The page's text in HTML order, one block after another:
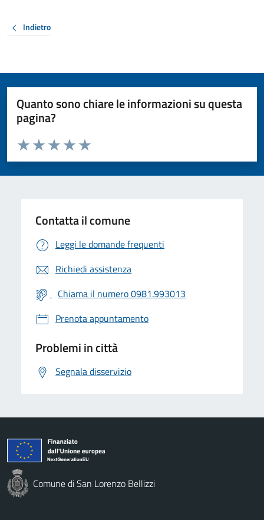
Indietro
Quanto sono chiare le informazioni su questa
pagina?
Valuta da 1 a 5 stelle la pagina
Valuta 5 stelle su 5
Valuta 4 stelle su 5
Valuta 3 stelle su 5
Valuta 2 stelle su 5
Valuta 1 stelle su 5
Contatta il comune
Leggi le domande frequenti
Richiedi assistenza
Chiama il numero 0981.993013
Prenota appuntamento
Problemi in città
Segnala disservizio
Comune di San Lorenzo Bellizzi